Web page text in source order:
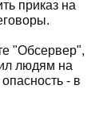
приказ на
"Обсервер",
людям на
- в